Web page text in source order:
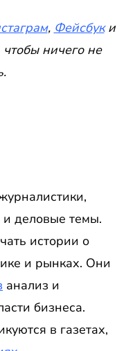
, Фейсбуки
ничего не
деловые темы.
истории о
и рынках. Они
анализ и
бизнеса.
в газетах,